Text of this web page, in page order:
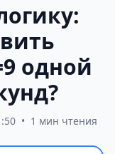
одной
• 1 мин чтения